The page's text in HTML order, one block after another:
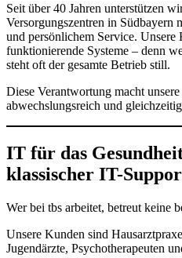
Seit über 40 Jahren unterstützen
Versorgungszentren in Südbayern
und persönlichem Service.
funktionierende Systeme – denn
steht oft der gesamte Betrieb still.
Diese Verantwortung macht
abwechslungsreich und
IT für das
klassischer IT-
Wer bei tbs arbeitet, betreut keine
Unsere Kunden sind
Jugendärzte, Psychotherapeuten